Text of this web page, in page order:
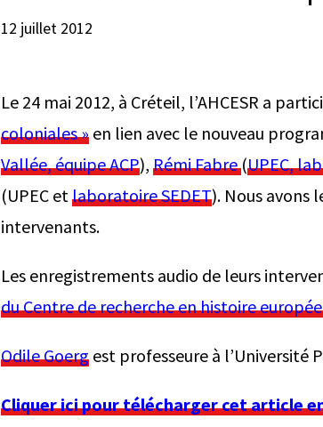
12 juillet 2012
Le 24 mai 2012, à Créteil, l’AHCESR a
coloniales » en lien avec le nouveau
Vallée, équipe ACP), Rémi Fabre(UPEC,
(UPEC etlaboratoire SEDET). Nous avons
intervenants.
Les enregistrements audio de leurs
du Centre de recherche en histoire
Odile Goerg est professeure à l’Université
Cliquer ici pour télécharger cet article